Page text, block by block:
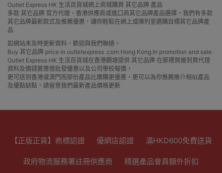
Outlet Express HK 生活百貨城網上商城購買 其它品牌 產品
多款 其它品牌 官方代理、香港供應商或進口商其它品牌產品選擇，我們有多款
其它品牌最新款式及推薦優惠，讓你輕鬆在網上或陳列室選購目標其它品牌產
品
如網站未及時更新資料，歡迎與我們聯絡。
Buy 其它品牌 price in outletexpress .com Hong Kong.In promotion and sale.
Outlet Express HK 生活百貨城在香港觀塘提供 其它品牌 在那裡買邊到買代理
資料及價錢實惠借批發優惠以及公司學校報價，
更可送到香港或澳門而部份產品比團購更優惠，更可以為你推薦推介相似產品
及優點缺點，請留意我們最新產品價格更新
【正版正貨】商標認證 優網店認證 滿HKD600免費送貨
政府物流服務署註冊供應商 精選產品會員額外折扣